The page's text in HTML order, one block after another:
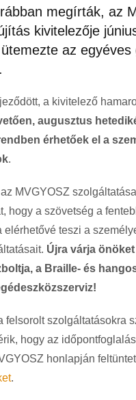
megírták, az
kivitelezője
az egyéves
a kivitelező
augusztus
érhetőek el a
.
MVGYOSZ
hogy a szövetség a
elérhetővé teszi a
Újra várja önöket
a Braille- és
felsorolt szolgáltatásokra
hogy az
honlapján
.